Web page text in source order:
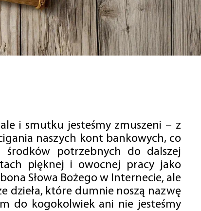
i smutku jesteśmy zmuszeni – z
naszych kont bankowych, co
środków potrzebnych do dalszej
pięknej i owocnej pracy jako
Słowa Bożego w Internecie, ale
dzieła, które dumnie noszą nazwę
do kogokolwiek ani nie jesteśmy